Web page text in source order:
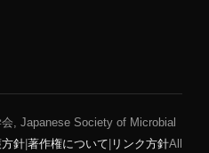
, Japanese Society of Microbial
針| 著作権について リンク方針All